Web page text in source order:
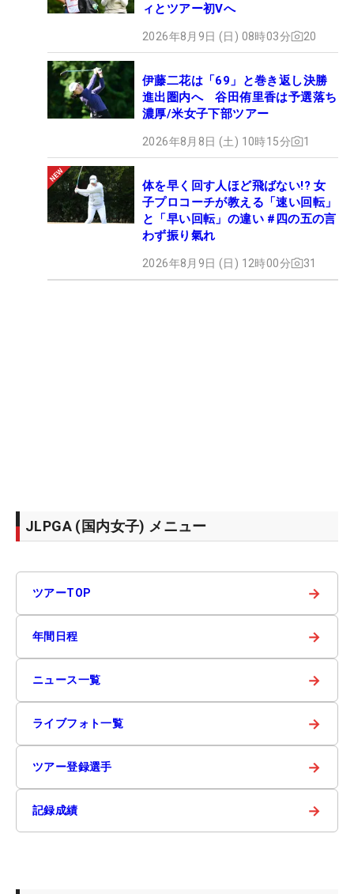
ィとツアー初Vへ
2026年8月9日 (日) 08時03分 20
伊藤二花は「69」と巻き返し決勝
進出圏内へ 谷田侑里香は予選落ち
濃厚/米女子下部ツアー
2026年8月8日 (土) 10時15分 1
体を早く回す人ほど飛ばない!? 女
子プロコーチが教える「速い回転」
と「早い回転」の違い #四の五の言
わず振り氣れ
2026年8月9日 (日) 12時00分 31
JLPGA (国内女子) メニュー
ツアーTOP →
年間日程 →
ニュース一覧 →
ライブフォト一覧 →
ツアー登録選手 →
記録成績 →